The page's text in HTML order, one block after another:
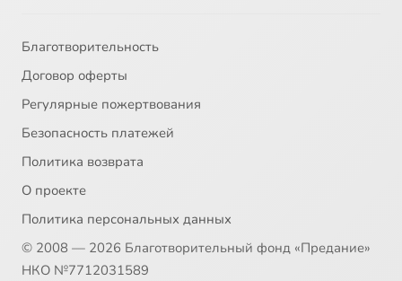
Благотворительность
Договор оферты
Регулярные пожертвования
Безопасность платежей
Политика возврата
О проекте
Политика персональных данных
© 2008 — 2026 Благотворительный фонд «Предание»
НКО №7712031589